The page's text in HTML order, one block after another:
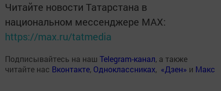
Читайте новости Татарстана в
национальном мессенджере MАХ:
https://max.ru/tatmedia
Подписывайтесь на наш Telegram-канал, а также
читайте нас Вконтакте, Одноклассниках, «Дзен» и Макс